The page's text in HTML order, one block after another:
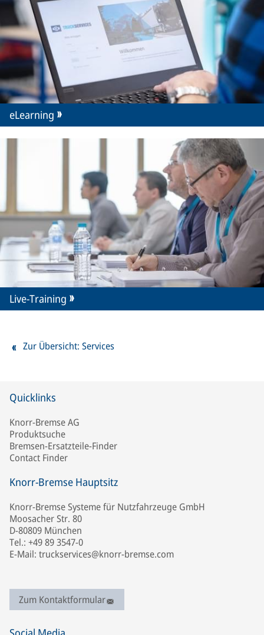
eLearning
Live-Training
Zur Übersicht: Services
Quicklinks
Knorr-Bremse AG
Produktsuche
Bremsen-Ersatzteile-Finder
Contact Finder
Knorr-Bremse Hauptsitz
Knorr-Bremse Systeme für Nutzfahrzeuge GmbH
Moosacher Str. 80
D-80809 München
Tel.: +49 89 3547-0
E-Mail: truckservices@knorr-bremse.com
Zum Kontaktformular